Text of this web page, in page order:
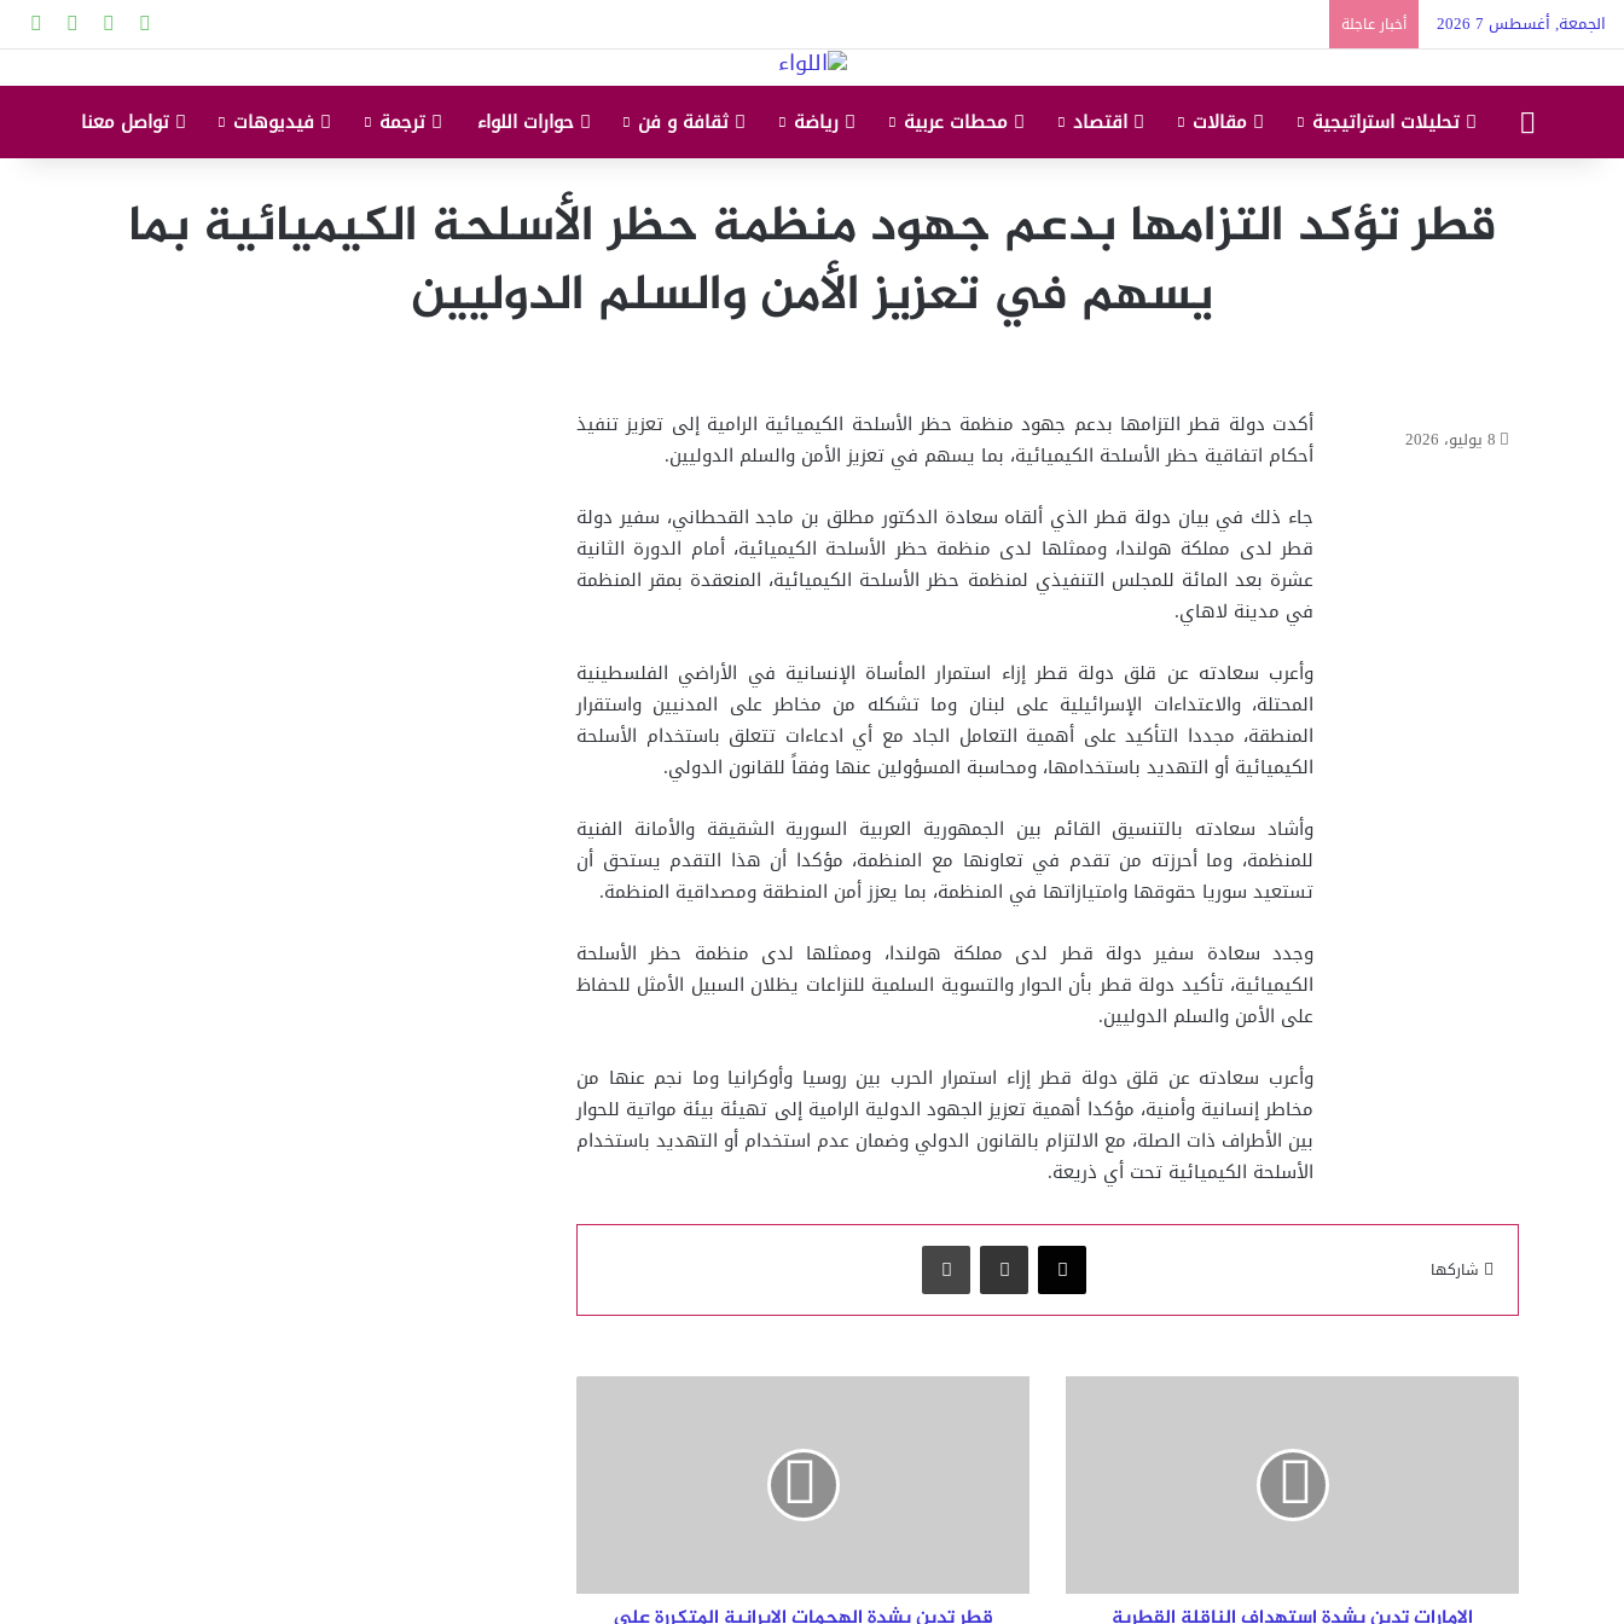
الجمعة, أغسطس 7 2026 أخبار عاجلة ‫YouTube
البداية تحليلات استراتيجية مقالات اقتصاد محطات عربية رياضة ثقافة و فن حوارات اللواء ترجمة فيديوهات تواصل معنا
قطر تؤكد التزامها بدعم جهود منظمة حظر الأسلحة الكيميائية بما
يسهم في تعزيز الأمن والسلم الدوليين
أكدت دولة قطر التزامها بدعم جهود منظمة حظر الأسلحة الكيميائية الرامية إلى تعزيز تنفيذ
أحكام اتفاقية حظر الأسلحة الكيميائية، بما يسهم في تعزيز الأمن والسلم الدوليين.
جاء ذلك في بيان دولة قطر الذي ألقاه سعادة الدكتور مطلق بن ماجد القحطاني، سفير دولة
قطر لدى مملكة هولندا، وممثلها لدى منظمة حظر الأسلحة الكيميائية، أمام الدورة الثانية
عشرة بعد المائة للمجلس التنفيذي لمنظمة حظر الأسلحة الكيميائية، المنعقدة بمقر المنظمة
في مدينة لاهاي.
وأعرب سعادته عن قلق دولة قطر إزاء استمرار المأساة الإنسانية في الأراضي الفلسطينية
المحتلة، والاعتداءات الإسرائيلية على لبنان وما تشكله من مخاطر على المدنيين واستقرار
المنطقة، مجددا التأكيد على أهمية التعامل الجاد مع أي ادعاءات تتعلق باستخدام الأسلحة
الكيميائية أو التهديد باستخدامها، ومحاسبة المسؤولين عنها وفقاً للقانون الدولي.
وأشاد سعادته بالتنسيق القائم بين الجمهورية العربية السورية الشقيقة والأمانة الفنية
للمنظمة، وما أحرزته من تقدم في تعاونها مع المنظمة، مؤكدا أن هذا التقدم يستحق أن
تستعيد سوريا حقوقها وامتيازاتها في المنظمة، بما يعزز أمن المنطقة ومصداقية المنظمة.
وجدد سعادة سفير دولة قطر لدى مملكة هولندا، وممثلها لدى منظمة حظر الأسلحة
الكيميائية، تأكيد دولة قطر بأن الحوار والتسوية السلمية للنزاعات يظلان السبيل الأمثل للحفاظ
على الأمن والسلم الدوليين.
وأعرب سعادته عن قلق دولة قطر إزاء استمرار الحرب بين روسيا وأوكرانيا وما نجم عنها من
مخاطر إنسانية وأمنية، مؤكدا أهمية تعزيز الجهود الدولية الرامية إلى تهيئة بيئة مواتية للحوار
بين الأطراف ذات الصلة، مع الالتزام بالقانون الدولي وضمان عدم استخدام أو التهديد باستخدام
الأسلحة الكيميائية تحت أي ذريعة.
8 يوليو، 2026
شاركها
‫X مشاركة عبر البريد طباعة
الإمارات
عبورها
بالقرب
قطر
والكويت